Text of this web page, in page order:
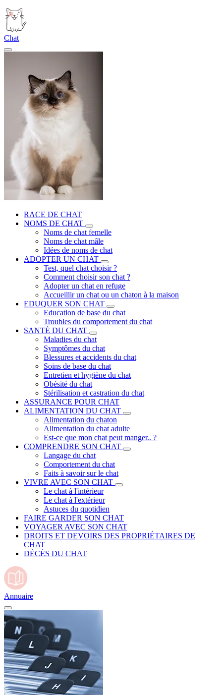
Chat
RACE DE CHAT
NOMS DE CHAT
Noms de chat femelle
Noms de chat mâle
Idées de noms de chat
ADOPTER UN CHAT
Test, quel chat choisir ?
Comment choisir son chat ?
Adopter un chat en refuge
Accueillir un chat ou un chaton à la maison
EDUQUER SON CHAT
Education de base du chat
Troubles du comportement du chat
SANTÉ DU CHAT
Maladies du chat
Symptômes du chat
Blessures et accidents du chat
Soins de base du chat
Entretien et hygiène du chat
Obésité du chat
Stérilisation et castration du chat
ASSURANCE POUR CHAT
ALIMENTATION DU CHAT
Alimentation du chaton
Alimentation du chat adulte
Est-ce que mon chat peut manger.. ?
COMPRENDRE SON CHAT
Langage du chat
Comportement du chat
Faits à savoir sur le chat
VIVRE AVEC SON CHAT
Le chat à l'intérieur
Le chat à l'extérieur
Astuces du quotidien
FAIRE GARDER SON CHAT
VOYAGER AVEC SON CHAT
DROITS ET DEVOIRS DES PROPRIÉTAIRES DE
CHAT
DÉCÈS DU CHAT
Annuaire